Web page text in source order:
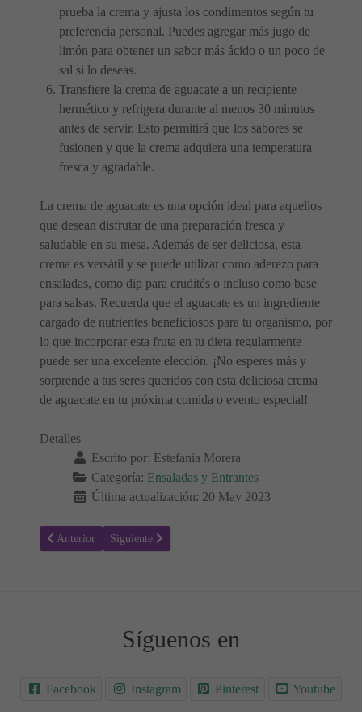
prueba la crema y ajusta los condimentos según tu
preferencia personal. Puedes agregar más jugo de
limón para obtener un sabor más ácido o un poco de
sal si lo deseas.
Transfiere la crema de aguacate a un recipiente
hermético y refrigera durante al menos 30 minutos
antes de servir. Esto permitirá que los sabores se
fusionen y que la crema adquiera una temperatura
fresca y agradable.
La crema de aguacate es una opción ideal para aquellos
que desean disfrutar de una preparación fresca y
saludable en su mesa. Además de ser deliciosa, esta
crema es versátil y se puede utilizar como aderezo para
ensaladas, como dip para crudités o incluso como base
para salsas. Recuerda que el aguacate es un ingrediente
cargado de nutrientes beneficiosos para tu organismo, por
lo que incorporar esta fruta en tu dieta regularmente
puede ser una excelente elección. ¡No esperes más y
sorprende a tus seres queridos con esta deliciosa crema
de aguacate en tu próxima comida o evento especial!
Detalles
Escrito por: Estefanía Morera
Categoría: Ensaladas y Entrantes
Última actualización: 20 May 2023
Artículo anterior: Cómo preparar una crema fría de melón en pocos
Anterior Artículo siguiente: Dátiles rellenos de queso de cabra
Siguiente
Síguenos en
Facebook Instagram Pinterest Youtube